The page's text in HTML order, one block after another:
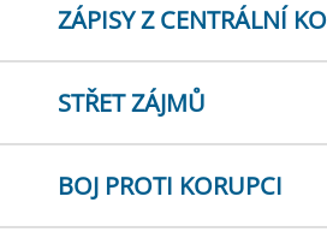
ZÁPISY Z CENTRÁLNÍ
STŘET ZÁJMŮ
BOJ PROTI KORUPCI